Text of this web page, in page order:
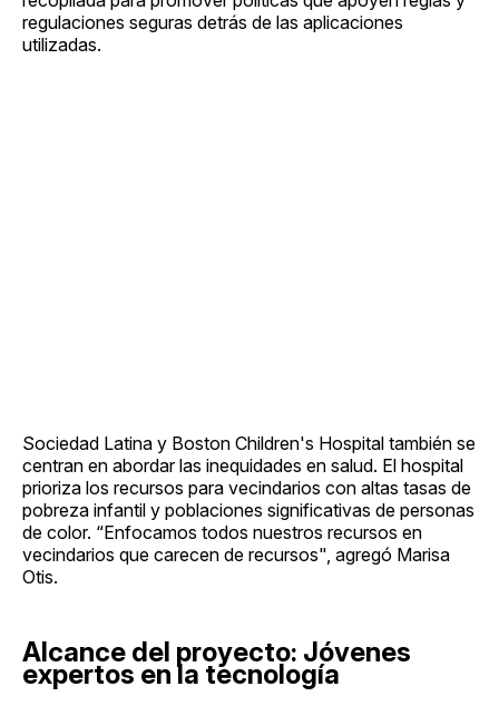
regulaciones seguras detrás de las aplicaciones
utilizadas.
Sociedad Latina y Boston Children's Hospital también se
centran en abordar las inequidades en salud. El hospital
prioriza los recursos para vecindarios con altas tasas de
pobreza infantil y poblaciones significativas de personas
de color. “Enfocamos todos nuestros recursos en
vecindarios que carecen de recursos", agregó Marisa
Otis.
Alcance del proyecto: Jóvenes
expertos en la tecnología